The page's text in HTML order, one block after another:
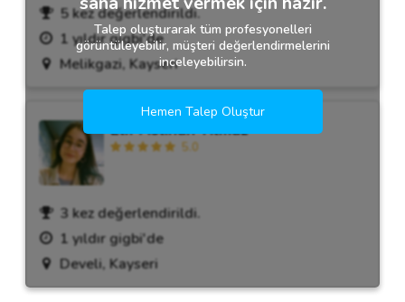
5 kez değerlendirildi.
1 yıldır gigbi'de
Melikgazi, Kayseri
Elif Aslihan Yilmaz
5.0
3 kez değerlendirildi.
1 yıldır gigbi'de
Develi, Kayseri
Talep oluşturarak tüm profesyonelleri
görüntüleyebilir, müşteri değerlendirmelerini
inceleyebilirsin.
Hemen Talep Oluştur